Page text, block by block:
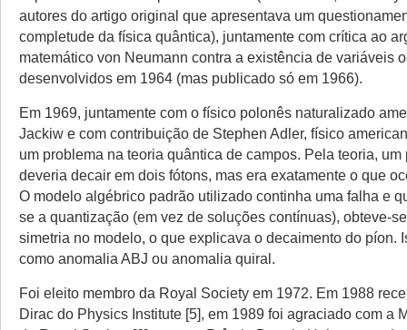
autores do artigo original que apresentava um
completude da física quântica), juntamente com crítica ao
matemático von Neumann contra a existência de variáveis
desenvolvidos em 1964 (mas publicado só em 1966).
Em 1969, juntamente com o físico polonês naturalizado
Jackiw e com contribuição de Stephen Adler, físico
um problema na teoria quântica de campos. Pela teoria, um
deveria decair em dois fótons, mas era exatamente o que
O modelo algébrico padrão utilizado continha uma falha e
se a quantização (em vez de soluções contínuas), obteve-
simetria no modelo, o que explicava o decaimento do píon.
como anomalia ABJ ou anomalia quiral.
Foi eleito membro da Royal Society em 1972. Em 1988
Dirac do Physics Institute [5], em 1989 foi agraciado com a